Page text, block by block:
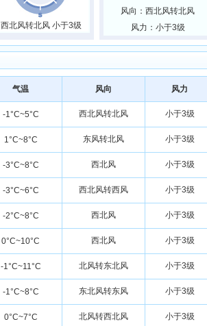
西北风转北风 小于3级
风向：西北风转北风
风力：小于3级
气温 风向 风力
-1°C~5°C 西北风转北风 小于3级
1°C~8°C 东风转北风 小于3级
-3°C~8°C 西北风 小于3级
-3°C~6°C 西北风转西风 小于3级
-2°C~8°C 西北风 小于3级
0°C~10°C 西北风 小于3级
-1°C~11°C 北风转东北风 小于3级
-1°C~8°C 东北风转东风 小于3级
0°C~7°C 北风转西北风 小于3级